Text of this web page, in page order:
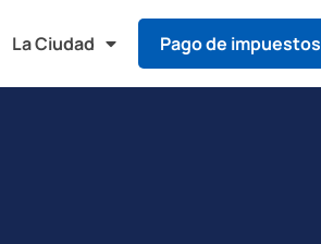
La Ciudad Pago de impuestos